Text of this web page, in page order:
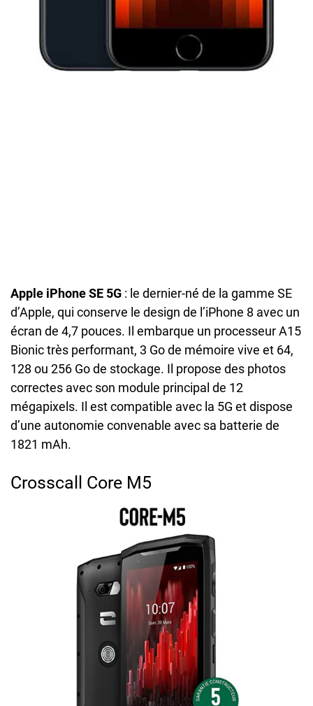
Apple iPhone SE 5G : le dernier-né de la gamme SE
d’Apple, qui conserve le design de l’iPhone 8 avec un
écran de 4,7 pouces. Il embarque un processeur A15
Bionic très performant, 3 Go de mémoire vive et 64,
128 ou 256 Go de stockage. Il propose des photos
correctes avec son module principal de 12
mégapixels. Il est compatible avec la 5G et dispose
d’une autonomie convenable avec sa batterie de
1821 mAh.
Crosscall Core M5